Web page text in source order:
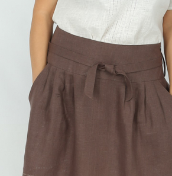
из льна
салфетки | народный стиль
из льна в наборах
из льна и хлопка
белье из льна с вышивкой
белье из хлопка с вышивкой
лен хлопок
игрушки из льна
в карман пиджака
для кухни
варежка